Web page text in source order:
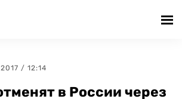
/ 12:14
в России через